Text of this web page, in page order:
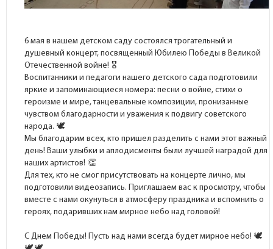
6 мая в нашем детском саду состоялся трогательный и
душевный концерт, посвященный Юбилею Победы в Великой
Отечественной войне!
Воспитанники и педагоги нашего детского сада подготовили
яркие и запоминающиеся номера: песни о войне, стихи о
героизме и мире, танцевальные композиции, пронизанные
чувством благодарности и уважения к подвигу советского
народа.
Мы благодарим всех, кто пришел разделить с нами этот важный
день! Ваши улыбки и аплодисменты были лучшей наградой для
наших артистов!
Для тех, кто не смог присутствовать на концерте лично, мы
подготовили видеозапись. Приглашаем вас к просмотру, чтобы
вместе с нами окунуться в атмосферу праздника и вспомнить о
героях, подаривших нам мирное небо над головой!
С Днем Победы! Пусть над нами всегда будет мирное небо!